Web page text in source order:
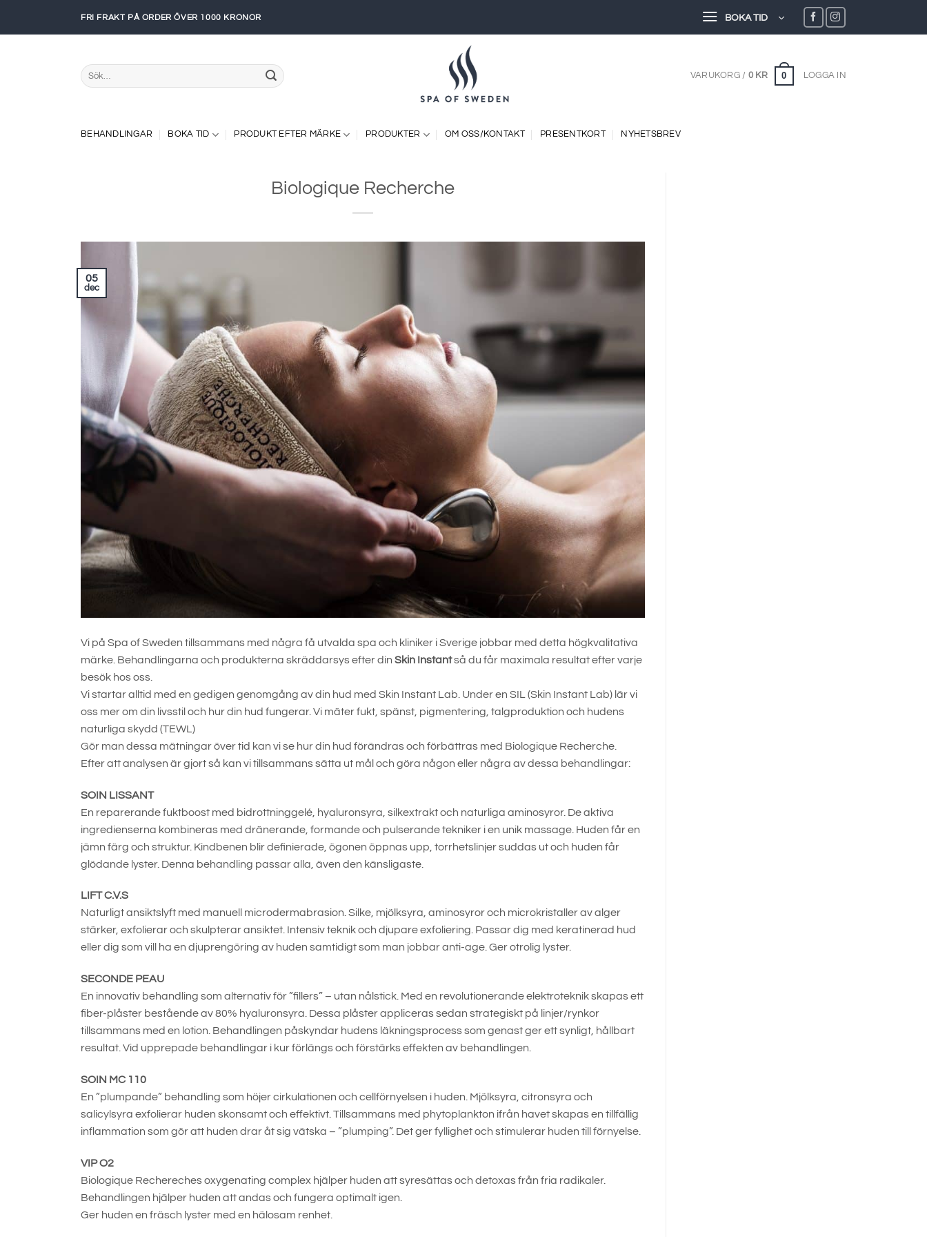
FRI FRAKT PÅ ORDER ÖVER 1000 KRONOR BOKA TID
Sök
efter:
VARUKORG / 0 KR 0 LOGGA IN
BEHANDLINGAR BOKA TID PRODUKT EFTER MÄRKE PRODUKTER OM OSS/KONTAKT PRESENTKORT NYHETSBREV
Biologique Recherche
05
dec
Vi på Spa of Sweden tillsammans med några få utvalda spa och kliniker i Sverige jobbar med detta högkvalitativa
märke. Behandlingarna och produkterna skräddarsys efter din Skin Instantså du får maximala resultat efter varje
besök hos oss.
Vi startar alltid med en gedigen genomgång av din hud med Skin Instant Lab. Under en SIL (Skin Instant Lab) lär vi
oss mer om din livsstil och hur din hud fungerar. Vi mäter fukt, spänst, pigmentering, talgproduktion och hudens
naturliga skydd (TEWL)
Gör man dessa mätningar över tid kan vi se hur din hud förändras och förbättras med Biologique Recherche.
Efter att analysen är gjort så kan vi tillsammans sätta ut mål och göra någon eller några av dessa behandlingar:
SOIN LISSANT
En reparerande fuktboost med bidrottninggelé, hyaluronsyra, silkextrakt och naturliga aminosyror. De aktiva
ingredienserna kombineras med dränerande, formande och pulserande tekniker i en unik massage. Huden får en
jämn färg och struktur. Kindbenen blir definierade, ögonen öppnas upp, torrhetslinjer suddas ut och huden får
glödande lyster. Denna behandling passar alla, även den känsligaste.
LIFT C.V.S
Naturligt ansiktslyft med manuell microdermabrasion. Silke, mjölksyra, aminosyror och microkristaller av alger
stärker, exfolierar och skulpterar ansiktet. Intensiv teknik och djupare exfoliering. Passar dig med keratinerad hud
eller dig som vill ha en djuprengöring av huden samtidigt som man jobbar anti-age. Ger otrolig lyster.
SECONDE PEAU
En innovativ behandling som alternativ för ”fillers” – utan nålstick. Med en revolutionerande elektroteknik skapas ett
fiber-plåster bestående av 80% hyaluronsyra. Dessa plåster appliceras sedan strategiskt på linjer/rynkor
tillsammans med en lotion. Behandlingen påskyndar hudens läkningsprocess som genast ger ett synligt, hållbart
resultat. Vid upprepade behandlingar i kur förlängs och förstärks effekten av behandlingen.
SOIN MC 110
En ”plumpande” behandling som höjer cirkulationen och cellförnyelsen i huden. Mjölksyra, citronsyra och
salicylsyra exfolierar huden skonsamt och effektivt. Tillsammans med phytoplankton ifrån havet skapas en tillfällig
inflammation som gör att huden drar åt sig vätska – ”plumping”. Det ger fyllighet och stimulerar huden till förnyelse.
VIP O2
Biologique Rechereches oxygenating complex hjälper huden att syresättas och detoxas från fria radikaler.
Behandlingen hjälper huden att andas och fungera optimalt igen.
Ger huden en fräsch lyster med en hälosam renhet.